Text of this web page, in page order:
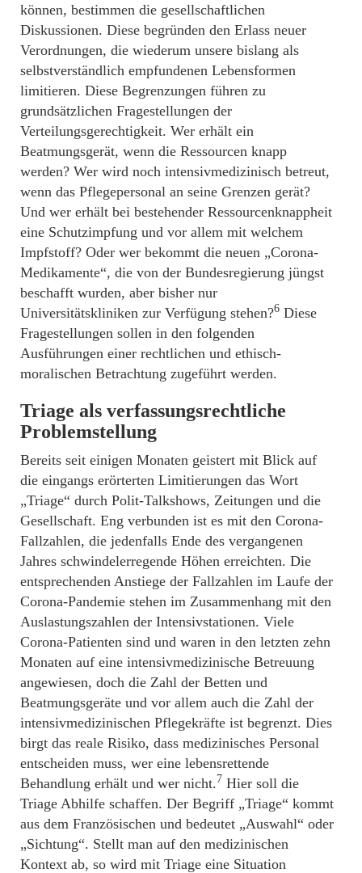
können, bestimmen die gesellschaftlichen
Diskussionen. Diese begründen den Erlass neuer
Verordnungen, die wiederum unsere bislang als
selbstverständlich empfundenen Lebensformen
limitieren. Diese Begrenzungen führen zu
grundsätzlichen Fragestellungen der
Verteilungsgerechtigkeit. Wer erhält ein
Beatmungsgerät, wenn die Ressourcen knapp
werden? Wer wird noch intensivmedizinisch betreut,
wenn das Pflegepersonal an seine Grenzen gerät?
Und wer erhält bei bestehender Ressourcenknappheit
eine Schutzimpfung und vor allem mit welchem
Impfstoff? Oder wer bekommt die neuen „Corona-
Medikamente“, die von der Bundesregierung jüngst
beschafft wurden, aber bisher nur
Universitätskliniken zur Verfügung stehen?6 Diese
Fragestellungen sollen in den folgenden
Ausführungen einer rechtlichen und ethisch-
moralischen Betrachtung zugeführt werden.
Triage als verfassungsrechtliche
Problemstellung
Bereits seit einigen Monaten geistert mit Blick auf
die eingangs erörterten Limitierungen das Wort
„Triage“ durch Polit-Talkshows, Zeitungen und die
Gesellschaft. Eng verbunden ist es mit den Corona-
Fallzahlen, die jedenfalls Ende des vergangenen
Jahres schwindelerregende Höhen erreichten. Die
entsprechenden Anstiege der Fallzahlen im Laufe der
Corona-Pandemie stehen im Zusammenhang mit den
Auslastungszahlen der Intensivstationen. Viele
Corona-Patienten sind und waren in den letzten zehn
Monaten auf eine intensivmedizinische Betreuung
angewiesen, doch die Zahl der Betten und
Beatmungsgeräte und vor allem auch die Zahl der
intensivmedizinischen Pflegekräfte ist begrenzt. Dies
birgt das reale Risiko, dass medizinisches Personal
entscheiden muss, wer eine lebensrettende
Behandlung erhält und wer nicht.7 Hier soll die
Triage Abhilfe schaffen. Der Begriff „Triage“ kommt
aus dem Französischen und bedeutet „Auswahl“ oder
„Sichtung“. Stellt man auf den medizinischen
Kontext ab, so wird mit Triage eine Situation